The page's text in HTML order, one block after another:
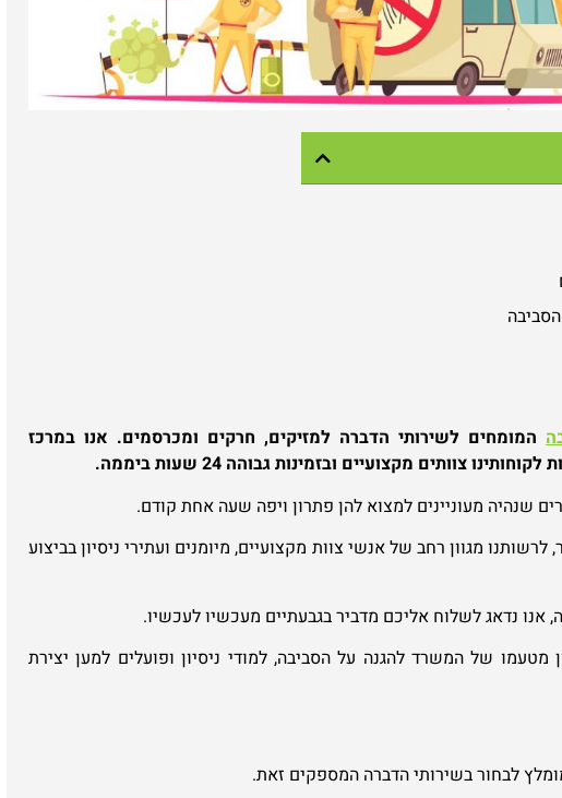
המומחים לשירותי הדברה למזיקים, חרקים ומכרסמים. אנו במרכז
צוותים מקצועיים ובזמינות גבוהה 24 שעות ביממה.
שנהיה מעוניינים למצוא להן פתרון ויפה שעה אחת קודם.
מגוון רחב של אנשי צוות מקצועיים, מיומנים ועתירי ניסיון בביצוע
אנו נדאג לשלוח אליכם מדביר בגבעתיים מעכשיו לעכשיו.
מטעמו של המשרד להגנה על הסביבה, למודי ניסיון ופועלים למען יצירת
לבחור בשירותי הדברה המספקים זאת.